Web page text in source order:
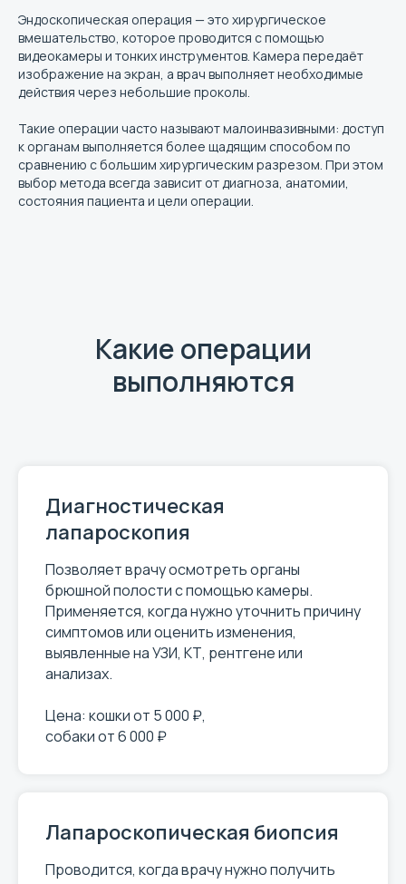
Эндоскопическая операция — это хирургическое
вмешательство, которое проводится с помощью
видеокамеры и тонких инструментов. Камера передаёт
изображение на экран, а врач выполняет необходимые
действия через небольшие проколы.
Такие операции часто называют малоинвазивными: доступ
к органам выполняется более щадящим способом по
сравнению с большим хирургическим разрезом. При этом
выбор метода всегда зависит от диагноза, анатомии,
состояния пациента и цели операции.
Какие операции
выполняются
Диагностическая
лапароскопия
Позволяет врачу осмотреть органы
брюшной полости с помощью камеры.
Применяется, когда нужно уточнить причину
симптомов или оценить изменения,
выявленные на УЗИ, КТ, рентгене или
анализах.
Цена: кошки от 5 000 ₽,
собаки от 6 000 ₽
Лапароскопическая биопсия
Проводится, когда врачу нужно получить